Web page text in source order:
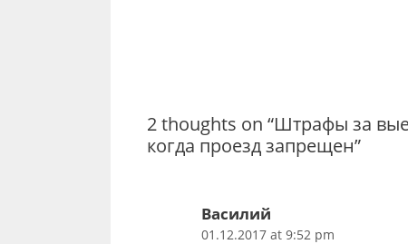
2 thoughts on “Штрафы за
когда проезд запрещен”
Василий
01.12.2017 at 9:52 pm